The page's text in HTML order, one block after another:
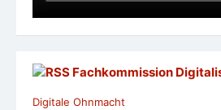
Fachkommission
Digitale Ohnmacht